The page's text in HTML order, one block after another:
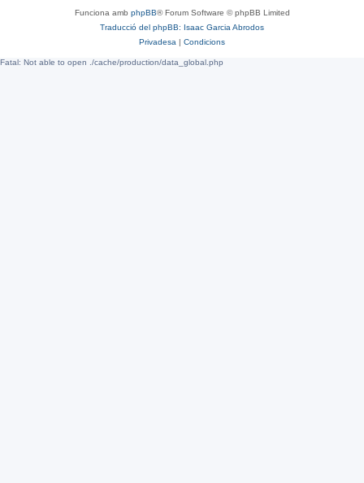
Funciona amb phpBB® Forum Software © phpBB Limited
Traducció del phpBB: Isaac Garcia Abrodos
Privadesa | Condicions
Fatal: Not able to open ./cache/production/data_global.php